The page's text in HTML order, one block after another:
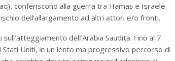
conferiscono alla guerra tra Hamas e Israele
dell’allargamento ad altri attori e/o fronti.
dell’Arabia Saudita. Fino al 7
Uniti, in un lento ma progressivo percorso di